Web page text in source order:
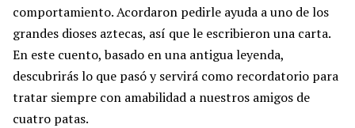
comportamiento. Acordaron pedirle ayuda a uno de los
grandes dioses aztecas, así que le escribieron una carta.
En este cuento, basado en una antigua leyenda,
descubrirás lo que pasó y servirá como recordatorio para
tratar siempre con amabilidad a nuestros amigos de
cuatro patas.